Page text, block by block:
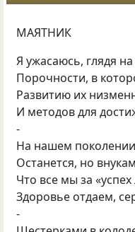
МАЯТНИК
Я ужасаюсь, глядя
Порочности, в
Развитию их
И методов для
-
На нашем
Останется, но
Что все мы за
Здоровье отдаем,
-